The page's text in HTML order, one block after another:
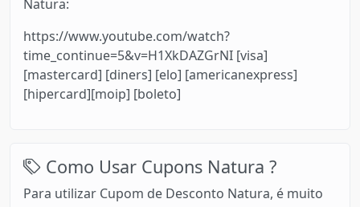
Natura:
https://www.youtube.com/watch?
time_continue=5&v=H1XkDAZGrNI [visa]
[mastercard] [diners] [elo] [americanexpress]
[hipercard][moip] [boleto]
Como Usar Cupons Natura ?
Para utilizar Cupom de Desconto Natura, é muito